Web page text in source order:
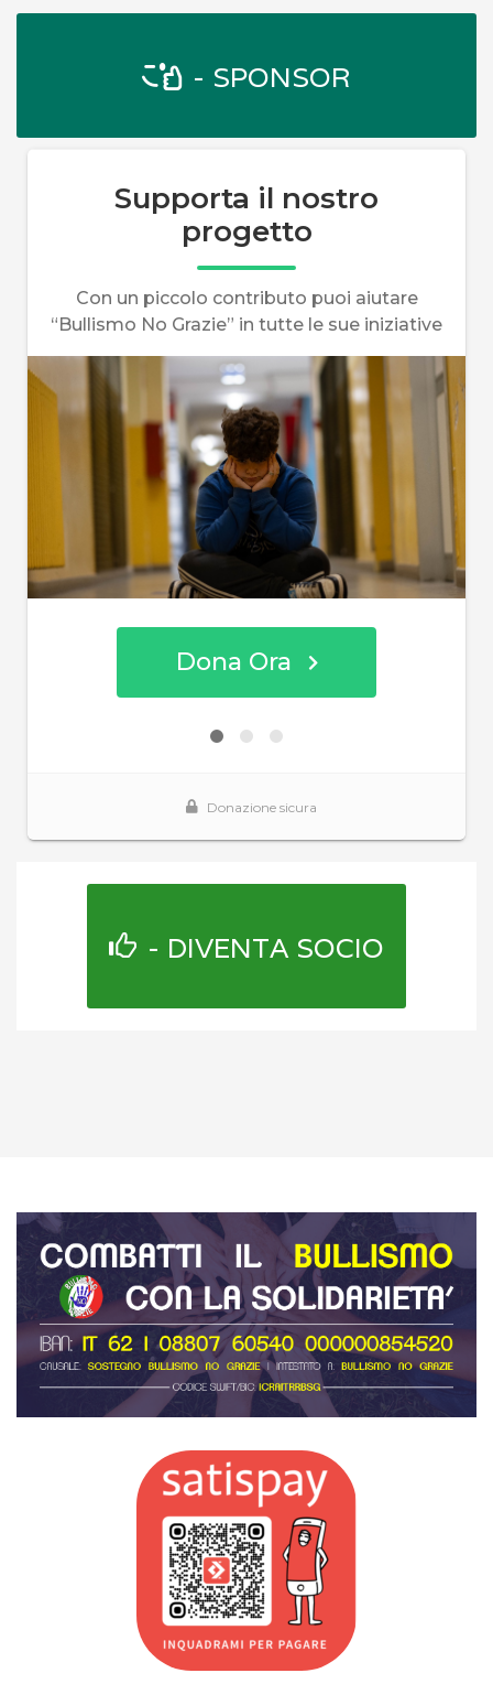
- SPONSOR
- DIVENTA SOCIO